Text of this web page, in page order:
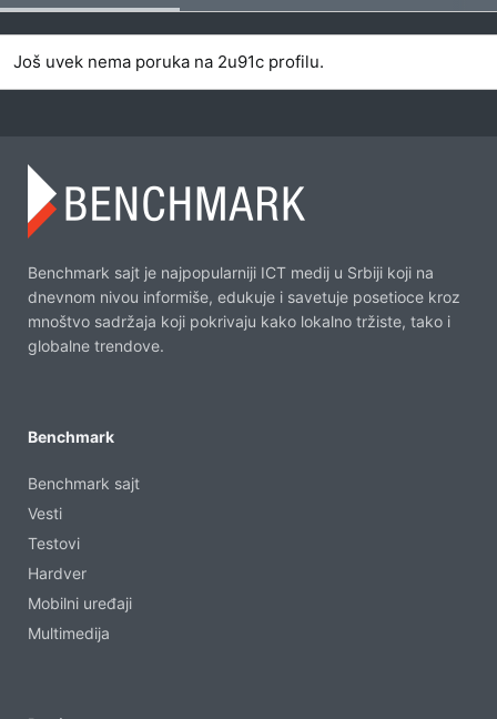
Još uvek nema poruka na 2u91c profilu.
Benchmark sajt je najpopularniji ICT medij u Srbiji koji na
dnevnom nivou informiše, edukuje i savetuje posetioce kroz
mnoštvo sadržaja koji pokrivaju kako lokalno tržiste, tako i
globalne trendove.
Benchmark
Benchmark sajt
Vesti
Testovi
Hardver
Mobilni uređaji
Multimedija